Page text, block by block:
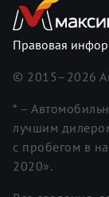
Правовая
© 2015– 2026
* –
лучшим
с пробегом в
2020».